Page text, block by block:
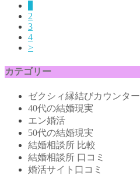
2
3
4
>
カテゴリー
ゼクシィ縁結びカウンター
40代の結婚現実
エン婚活
50代の結婚現実
結婚相談所 比較
結婚相談所 口コミ
婚活サイト口コミ